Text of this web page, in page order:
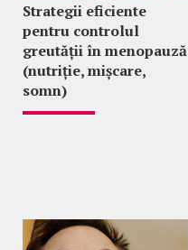
Strategii eficiente
pentru controlul
greutății în menopauză
(nutriție, mișcare,
somn)